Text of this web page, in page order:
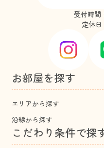
受付時間
定休
お部屋を探す
エリアから探す
沿線から探す
こだわり条件で探